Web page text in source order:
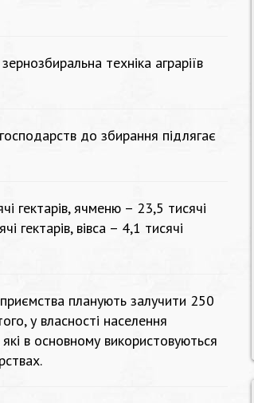
техніка аграріїв
до збирання підлягає
гектарів, ячменю – 23,5 тисячі
гектарів, вівса – 4,1 тисячі
планують залучити 250
у власності населення
в основному використовуються